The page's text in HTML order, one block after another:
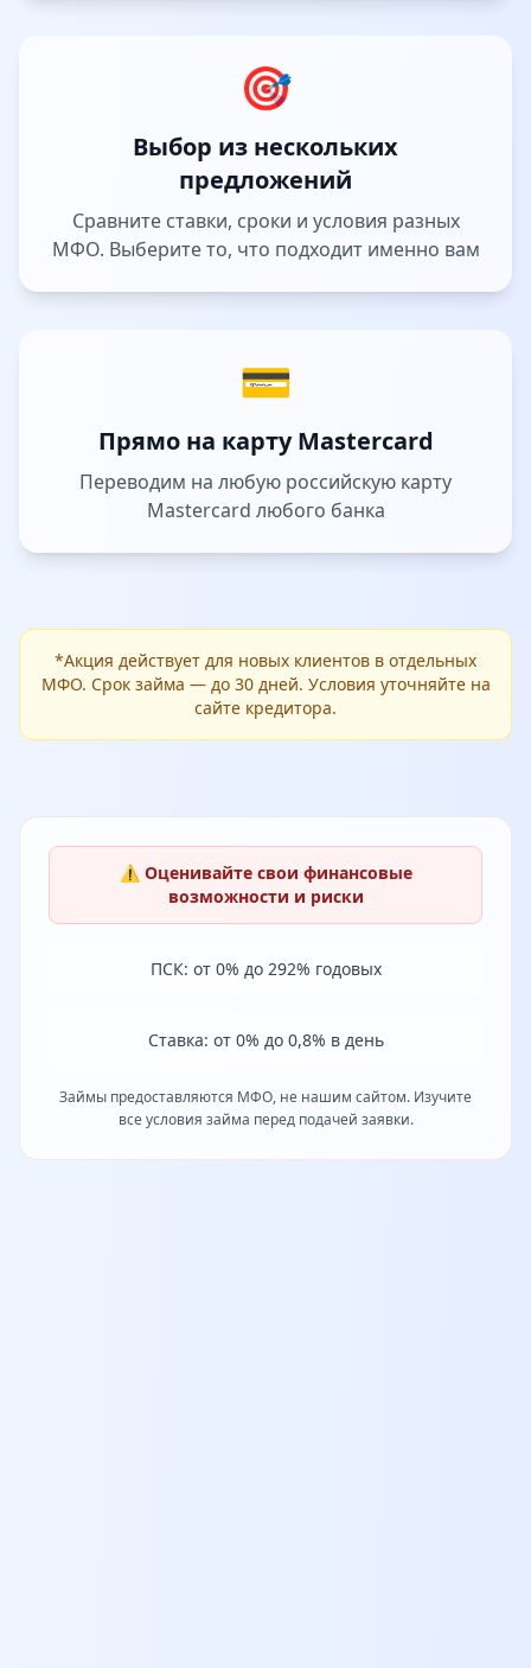
🎯
Выбор из нескольких
предложений
Сравните ставки, сроки и условия разных
МФО. Выберите то, что подходит именно вам
💳
Прямо на карту Mastercard
Переводим на любую российскую карту
Mastercard любого банка
*Акция действует для новых клиентов в отдельных
МФО. Срок займа — до 30 дней. Условия уточняйте на
сайте кредитора.
⚠️ Оценивайте свои финансовые
возможности и риски
ПСК: от 0% до 292% годовых
Ставка: от 0% до 0,8% в день
Займы предоставляются МФО, не нашим сайтом. Изучите
все условия займа перед подачей заявки.